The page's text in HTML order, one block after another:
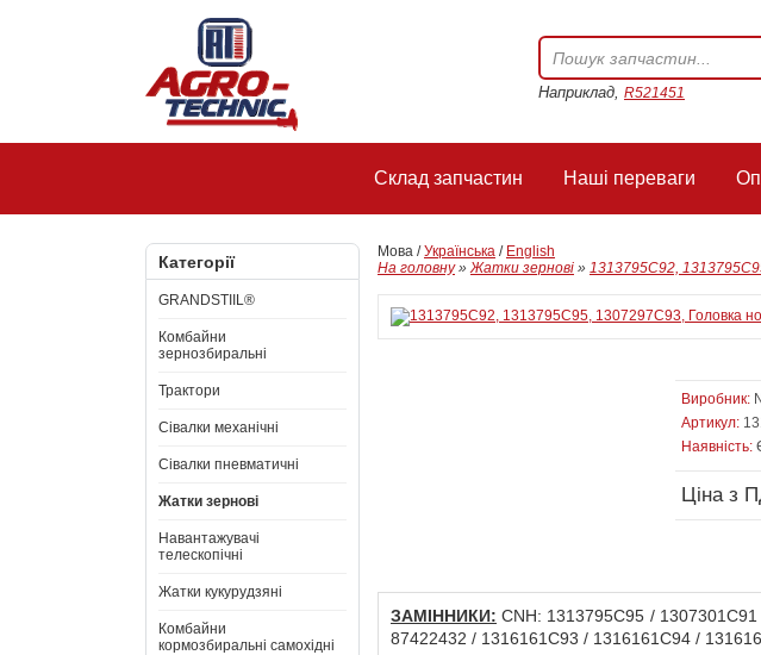
Наприклад, R521451
Склад запчастин Наші переваги
Категорії
GRANDSTIIL®
Комбайни
зернозбиральні
Трактори
Сівалки механічні
Сівалки пневматичні
Жатки зернові
Навантажувачі
телескопічні
Жатки кукурудзяні
Комбайни
кормозбиральні самохідні
Мова /Українська / English
На головну»Жатки зернові » 1313795C92,
Виробник:
Артикул:
Наявність:
Ціна з
ЗАМІННИКИ: CNH: 1313795C95 /
87422432 / 1316161С93 / 1316161C94 /